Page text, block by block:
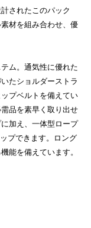
されたこのパック
材を組み合わせ、優
ム。通気性に優れた
たショルダーストラ
プベルトを備えてい
品を素早く取り出せ
加え、一体型ロープ
プできます。ロング
能を備えています。